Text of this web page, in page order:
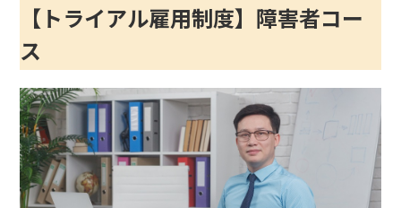
【トライアル雇用制度】障害者コー
ス